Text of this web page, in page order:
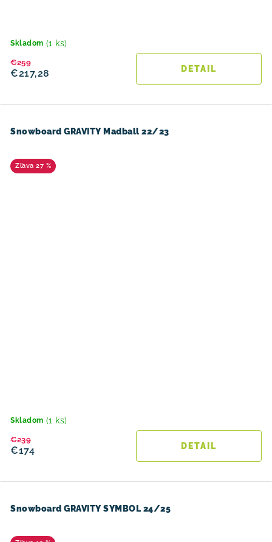
Skladom (1 ks)
€217,28
€259
DETAIL
Snowboard GRAVITY Madball 22/23
27 %
Skladom (1 ks)
€174
€239
DETAIL
Snowboard GRAVITY SYMBOL 24/25